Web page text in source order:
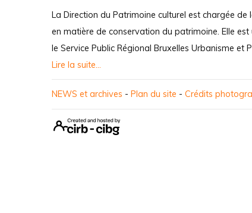
La Direction du Patrimoine culturel est chargée
en matière de conservation du patrimoine. Elle
le Service Public Régional Bruxelles Urbanisme et
Lire la suite...
NEWS et archives - Plan du site - Crédits